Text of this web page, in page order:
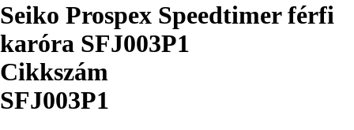
Seiko Prospex Speedtimer férfi
karóra SFJ003P1
Cikkszám
SFJ003P1